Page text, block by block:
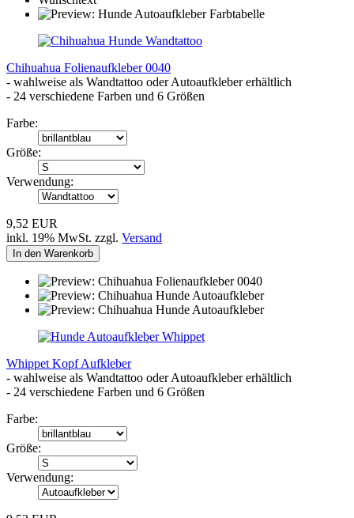
Chihuahua Folienaufkleber 0040
- wahlweise als Wandtattoo oder Autoaufkleber erhältlich
- 24 verschiedene Farben und 6 Größen
Farbe:
Größe:
Verwendung:
9,52 EUR
inkl. 19% MwSt. zzgl. Versand
In den Warenkorb
Whippet Kopf Aufkleber
- wahlweise als Wandtattoo oder Autoaufkleber erhältlich
- 24 verschiedene Farben und 6 Größen
Farbe:
Größe:
Verwendung: